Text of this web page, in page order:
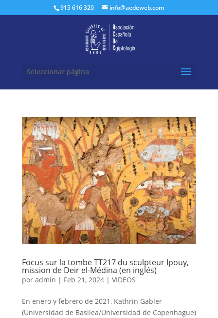
915 616 320 info@aedeweb.com
Seleccionar página
Focus sur la tombe TT217 du sculpteur Ipouy,
mission de Deir el-Médina (en inglés)
por admin | Feb 21, 2024| VIDEOS
En enero y febrero de 2021, Kathrin Gabler
(Universidad de Basilea/Universidad de Copenhague)